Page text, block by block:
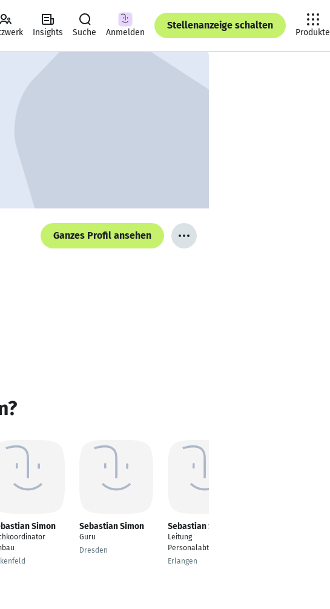
Insights Suche Anmelden
Stellenanzeige schalten
Produkte
Ganzes Profil ansehen
Simon Sebastian Simon
Guru
Dresden
Sebastian Simon
Leitung
Personalabteilung
Erlangen